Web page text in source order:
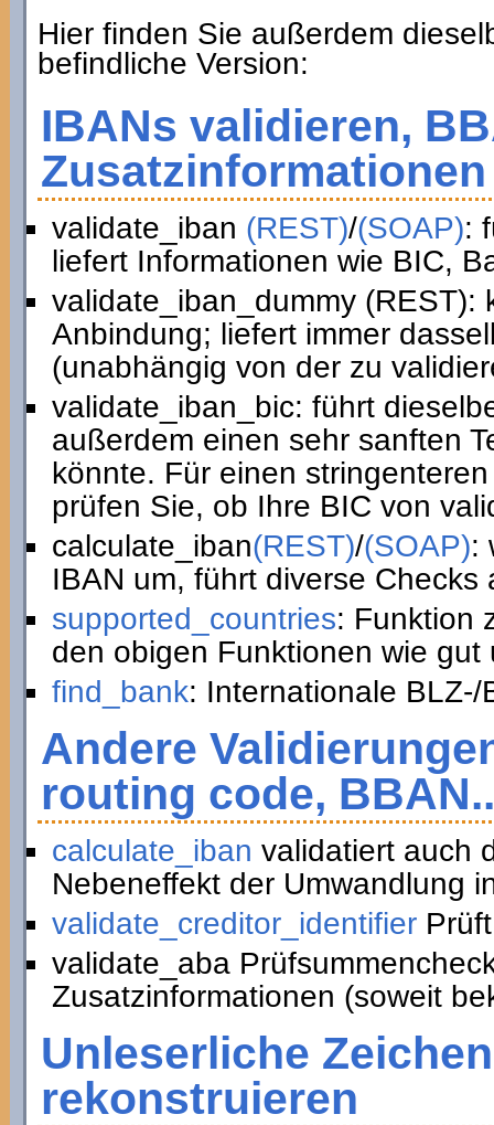
Hier finden Sie außerdem
befindliche Version:
IBANs validieren,
validate_iban (REST)/(SOAP):
liefert Informationen wie BIC,
validate_iban_dummy (REST):
Anbindung; liefert immer
(unabhängig von der zu
validate_iban_bic: führt
außerdem einen sehr sanften
könnte. Für einen
prüfen Sie, ob Ihre BIC von
calculate_iban(REST)/(SOAP):
IBAN um, führt diverse
supported_countries: Funktion
den obigen Funktionen wie gut
find_bank: Internationale BLZ-/
Andere
routing code,
calculate_iban validatiert auch
Nebeneffekt der Umwandlung
validate_creditor_identifierPrüft
validate_aba
Zusatzinformationen (soweit
Unleserliche
rekonstruieren